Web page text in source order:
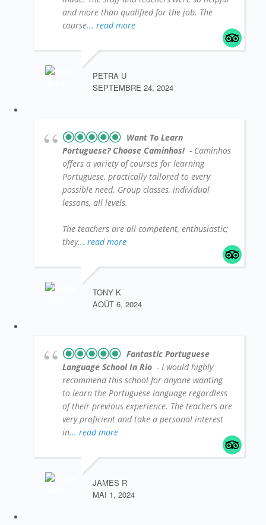
and more than qualified for the job. The
course... read more
PETRA U
SEPTEMBRE 24, 2024
Want To Learn
Portuguese? Choose Caminhos! - Caminhos
offers a variety of courses for learning
Portuguese, practically tailored to every
possible need. Group classes, individual
lessons, all levels.
The teachers are all competent, enthusiastic;
they... read more
TONY K
AOÛT 6, 2024
Fantastic Portuguese
Language School In Rio - I would highly
recommend this school for anyone wanting
to learn the Portuguese language regardless
of their previous experience. The teachers are
very proficient and take a personal interest
in... read more
JAMES R
MAI 1, 2024